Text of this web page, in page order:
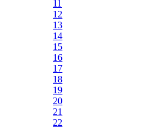
11
12
13
14
15
16
17
18
19
20
21
22